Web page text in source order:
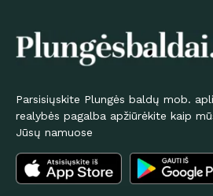
Parsisiųskite Plungės baldų mob.
realybės pagalba apžiūrėkite kaip
Jūsų namuose